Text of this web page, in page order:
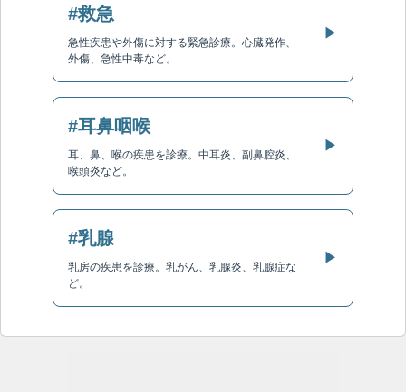
#救急
急性疾患や外傷に対する緊急診療。心臓発作、
外傷、急性中毒など。
▶
#耳鼻咽喉
耳、鼻、喉の疾患を診療。中耳炎、副鼻腔炎、
喉頭炎など。
▶
#乳腺
乳房の疾患を診療。乳がん、乳腺炎、乳腺症な
ど。
▶